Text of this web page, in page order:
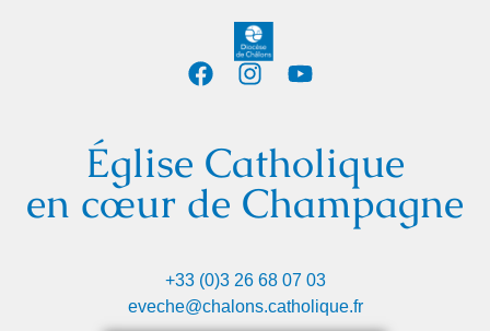
Église Catholique
en cœur de Champagne
+33 (0)3 26 68 07 03
eveche@chalons.catholique.fr